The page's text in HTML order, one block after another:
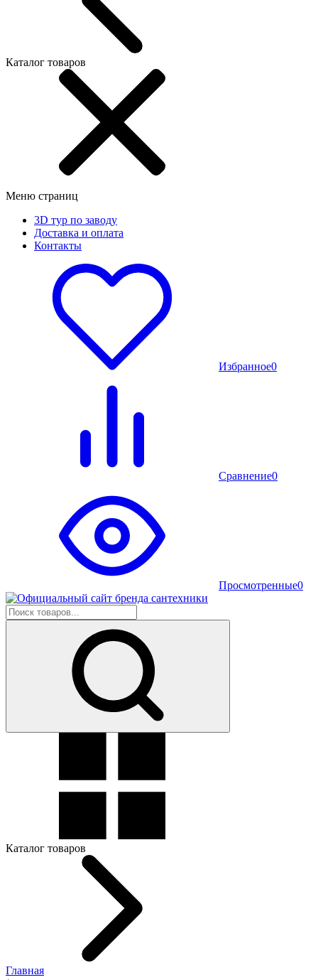
Каталог товаров
Меню страниц
3D тур по заводу
Доставка и оплата
Контакты
Избранное0
Сравнение0
Просмотренные0
Каталог товаров
Главная